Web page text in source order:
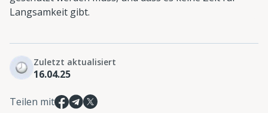
Langsamkeit gibt.
Zuletzt aktualisiert
16.04.25
Teilen mit